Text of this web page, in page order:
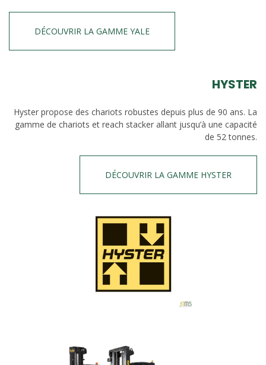
DÉCOUVRIR LA GAMME YALE
HYSTER
Hyster propose des chariots robustes depuis plus de 90 ans. La
gamme de chariots et reach stacker allant jusqu’à une capacité
de 52 tonnes.
DÉCOUVRIR LA GAMME HYSTER